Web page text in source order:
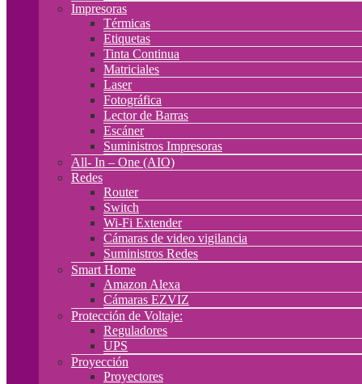
Impresoras
Térmicas
Etiquetas
Tinta Continua
Matriciales
Laser
Fotográfica
Lector de Barras
Escáner
Suministros Impresoras
All- In – One (AIO)
Redes
Router
Switch
Wi-Fi Extender
Cámaras de video vigilancia
Suministros Redes
Smart Home
Amazon Alexa
Cámaras EZVIZ
Protección de Voltaje:
Reguladores
UPS
Proyección
Proyectores